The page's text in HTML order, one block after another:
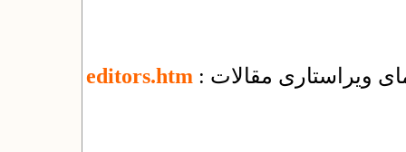
editors.htm ویراستاری مقالات